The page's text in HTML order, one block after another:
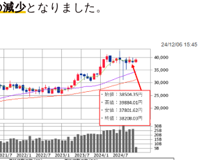
減少となりました。